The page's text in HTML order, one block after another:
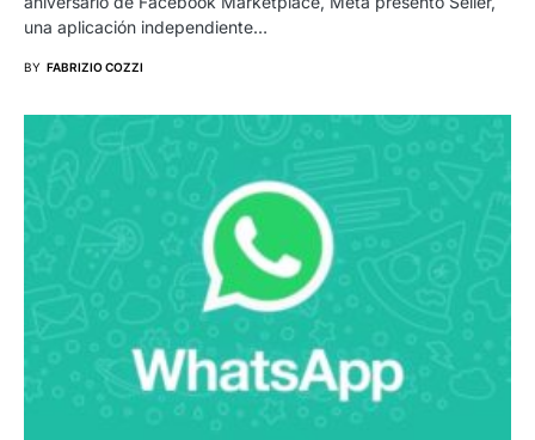
una aplicación independiente…
BY FABRIZIO COZZI